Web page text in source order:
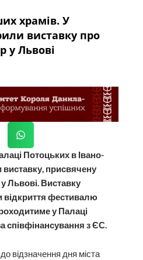
храмів. У
виставку про
у Львові
Потоцьких в Івано-
виставку, присвячену
Львові. Виставку
відкриття фестивалю
у Палаці
співфінансування з ЄС.
відзначення дня міста